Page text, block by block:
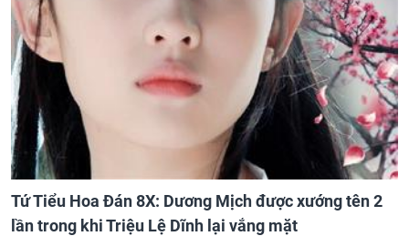
Tứ Tiểu Hoa Đán 8X: Dương Mịch được xướng tên 2
lần trong khi Triệu Lệ Dĩnh lại vắng mặt